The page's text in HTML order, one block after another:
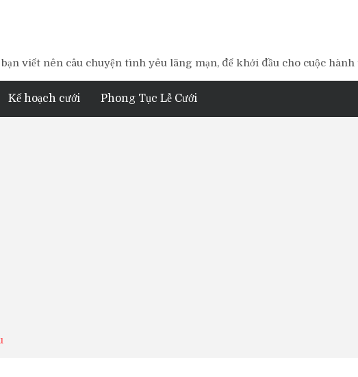
viết nên câu chuyện tình yêu lãng mạn, để khởi đầu cho cuộc
Kế hoạch cưới Phong Tục Lễ Cưới